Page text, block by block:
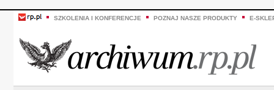
SZKOLENIA I KONFERENCJE POZNAJ NASZE PRODUKTY E-